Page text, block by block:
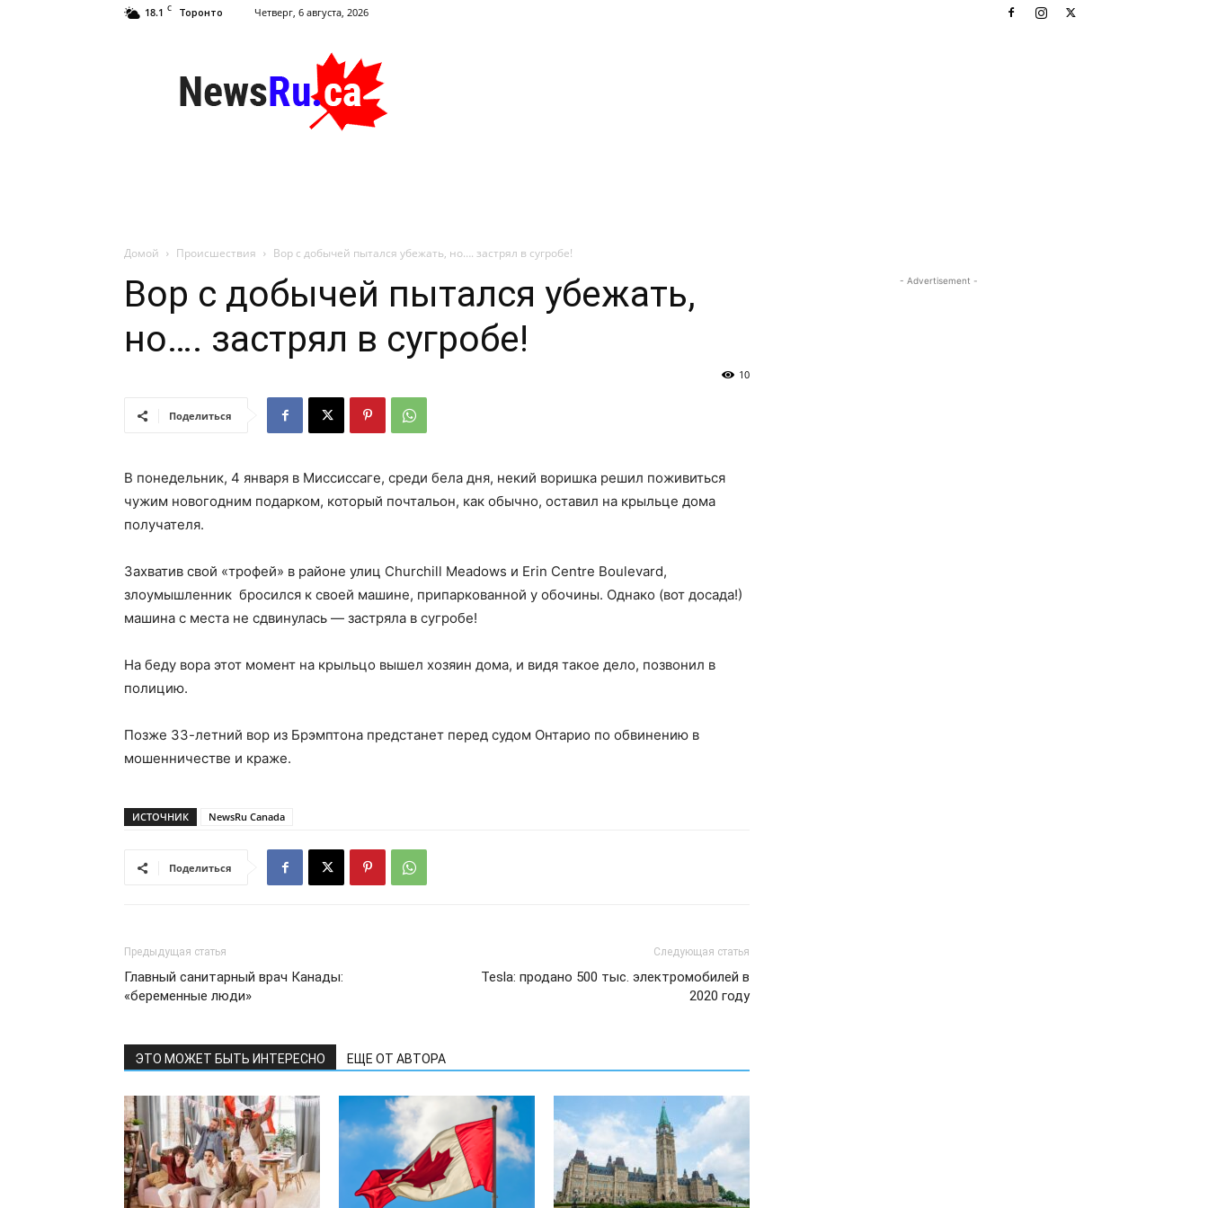
18.1 C Торонто Четверг, 6 августа, 2026
NewsRu.Ca
Домой Происшествия Вор с добычей пытался убежать, но…. застрял в сугробе!
Вор с добычей пытался убежать,
но…. застрял в сугробе!
10
Поделиться
В понедельник, 4 января в Миссиссаге, среди бела дня, некий воришка решил поживиться
чужим новогодним подарком, который почтальон, как обычно, оставил на крыльце дома
получателя.
Захватив свой «трофей» в районе улиц Churchill Meadows и Erin Centre Boulevard,
злоумышленник бросился к своей машине, припаркованной у обочины. Однако (вот досада!)
машина с места не сдвинулась — застряла в сугробе!
На беду вора этот момент на крыльцо вышел хозяин дома, и видя такое дело, позвонил в
полицию.
Позже 33-летний вор из Брэмптона предстанет перед судом Онтарио по обвинению в
мошенничестве и краже.
ИСТОЧНИК NewsRu Canada
Поделиться
Предыдущая статья
Главный санитарный врач Канады:
«беременные люди»
Следующая статья
Tesla: продано 500 тыс. электромобилей в
2020 году
ЭТО МОЖЕТ БЫТЬ ИНТЕРЕСНО ЕЩЕ ОТ АВТОРА
- Advertisement -